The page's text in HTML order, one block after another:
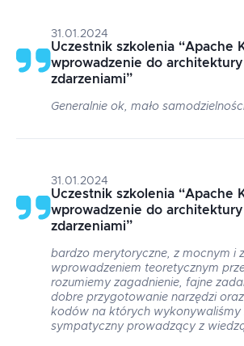
31.01.2024
Uczestnik szkolenia “Apache
wprowadzenie do
zdarzeniami”
Generalnie ok, mało
31.01.2024
Uczestnik szkolenia “Apache
wprowadzenie do
zdarzeniami”
bardzo merytoryczne, z mocnym i
wprowadzeniem teoretycznym
rozumiemy zagadnienie, fajne
dobre przygotowanie narzędzi
kodów na których wykonywaliśmy
sympatyczny prowadzący z